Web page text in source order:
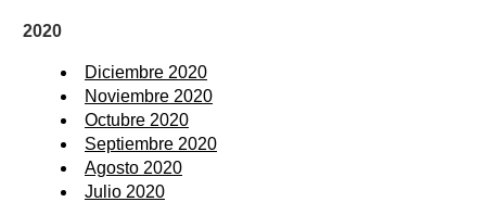
2020
Diciembre 2020
Noviembre 2020
Octubre 2020
Septiembre 2020
Agosto 2020
Julio 2020